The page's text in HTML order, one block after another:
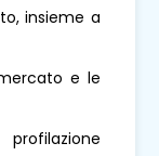
insieme a
e le